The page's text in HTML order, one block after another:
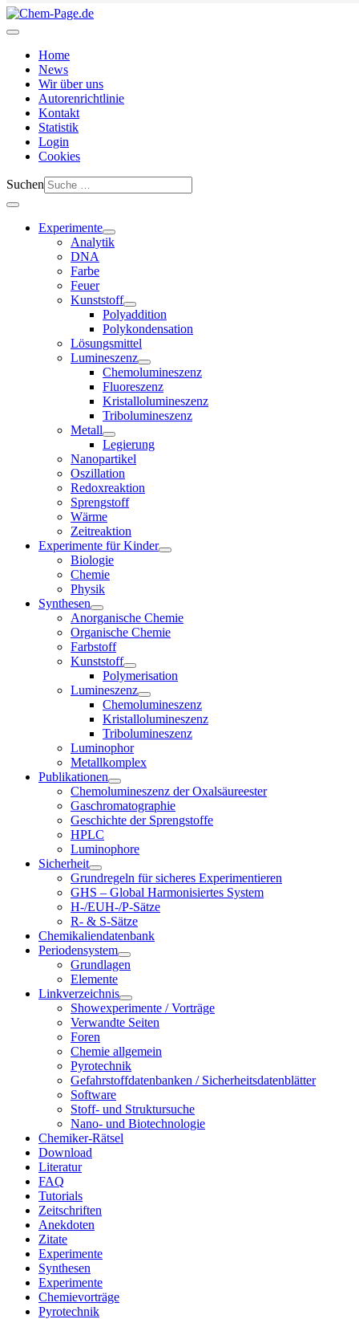
Home
News
Wir über uns
Autorenrichtlinie
Kontakt
Statistik
Login
Cookies
Suchen
Experimente
Analytik
DNA
Farbe
Feuer
Kunststoff
Polyaddition
Polykondensation
Lösungsmittel
Lumineszenz
Chemolumineszenz
Fluoreszenz
Kristallolumineszenz
Tribolumineszenz
Metall
Legierung
Nanopartikel
Oszillation
Redoxreaktion
Sprengstoff
Wärme
Zeitreaktion
Experimente für Kinder
Biologie
Chemie
Physik
Synthesen
Anorganische Chemie
Organische Chemie
Farbstoff
Kunststoff
Polymerisation
Lumineszenz
Chemolumineszenz
Kristallolumineszenz
Tribolumineszenz
Luminophor
Metallkomplex
Publikationen
Chemolumineszenz der Oxalsäureester
Gaschromatographie
Geschichte der Sprengstoffe
HPLC
Luminophore
Sicherheit
Grundregeln für sicheres Experimentieren
GHS – Global Harmonisiertes System
H-/EUH-/P-Sätze
R- & S-Sätze
Chemikaliendatenbank
Periodensystem
Grundlagen
Elemente
Linkverzeichnis
Showexperimente / Vorträge
Verwandte Seiten
Foren
Chemie allgemein
Pyrotechnik
Gefahrstoffdatenbanken / Sicherheitsdatenblätter
Software
Stoff- und Struktursuche
Nano- und Biotechnologie
Chemiker-Rätsel
Download
Literatur
FAQ
Tutorials
Zeitschriften
Anekdoten
Zitate
Experimente
Synthesen
Experimente
Chemievorträge
Pyrotechnik